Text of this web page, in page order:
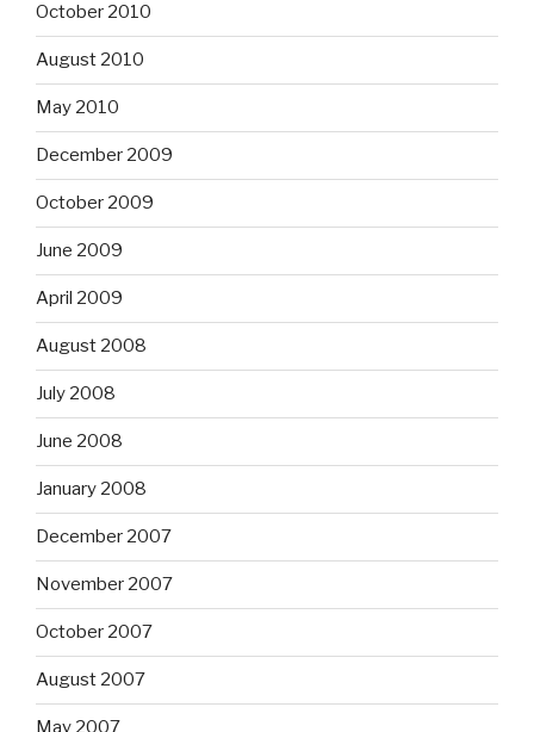
October 2010
August 2010
May 2010
December 2009
October 2009
June 2009
April 2009
August 2008
July 2008
June 2008
January 2008
December 2007
November 2007
October 2007
August 2007
May 2007